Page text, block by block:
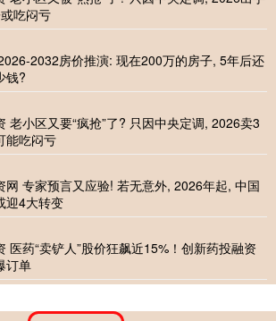
吃闷亏
2032房价推演: 现在200万的房子, 5年后还
钱?
老小区又要“疯抢”了? 只因中央定调, 2026卖3
能吃闷亏
网 专家预言又应验! 若无意外, 2026年起, 中国
迎4大转变
医药“卖铲人”股价狂飙近15%！创新药投融资
订单